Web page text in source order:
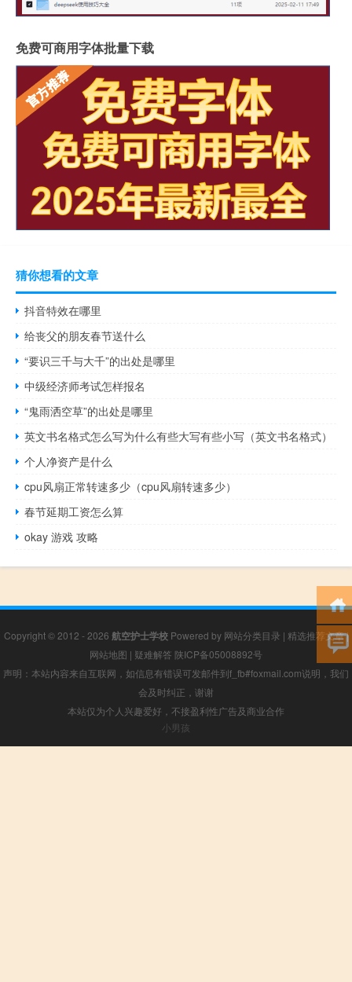
免费可商用字体批量下载
猜你想看的文章
抖音特效在哪里
给丧父的朋友春节送什么
“要识三千与大千”的出处是哪里
中级经济师考试怎样报名
“鬼雨洒空草”的出处是哪里
英文书名格式怎么写为什么有些大写有些小写（英文书名格式）
个人净资产是什么
cpu风扇正常转速多少（cpu风扇转速多少）
春节延期工资怎么算
okay 游戏 攻略
Copyright © 2012 - 2026 航空护士学校Powered by 网站分类目录 | 精选推荐文章|
网站地图 | 疑难解答 陕ICP备05008892号
声明：本站内容来自互联网，如信息有错误可发邮件到f_fb#foxmail.com说明，我们
会及时纠正，谢谢
本站仅为个人兴趣爱好，不接盈利性广告及商业合作
小男孩